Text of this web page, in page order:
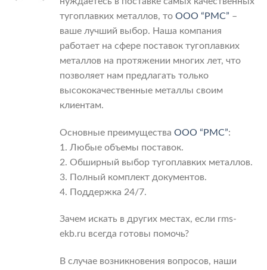
тугоплавких металлов, то ООО “РМС” –
ваше лучший выбор. Наша компания
работает на сфере поставок тугоплавких
металлов на протяжении многих лет, что
позволяет нам предлагать только
высококачественные металлы своим
клиентам.
Основные преимущества ООО “РМС”:
1. Любые объемы поставок.
2. Обширный выбор тугоплавких металлов.
3. Полный комплект документов.
4. Поддержка 24/7.
Зачем искать в других местах, если rms-
ekb.ru всегда готовы помочь?
В случае возникновения вопросов, наши